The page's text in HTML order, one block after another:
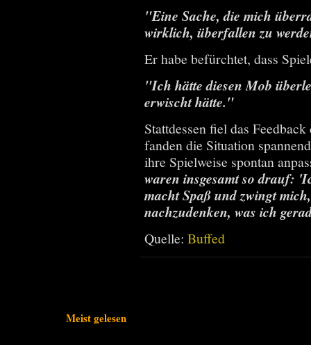
"Eine Sache, die mich
wirklich, überfallen zu
Er habe befürchtet, dass
"Ich hätte diesen Mob
erwischt hätte."
Stattdessen fiel das
fanden die Situation
ihre Spielweise spontan
waren insgesamt so drauf:
macht Spaß und zwingt
nachzudenken, was ich
Quelle: Buffed
Meist gelesen